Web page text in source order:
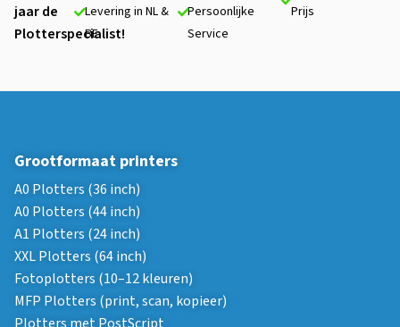
jaar de
Plotterspecialist!
Levering in NL &
BE
Persoonlijke
Service
Prijs
Grootformaat printers
A0 Plotters (36 inch)
A0 Plotters (44 inch)
A1 Plotters (24 inch)
XXL Plotters (64 inch)
Fotoplotters (10–12 kleuren)
MFP Plotters (print, scan, kopieer)